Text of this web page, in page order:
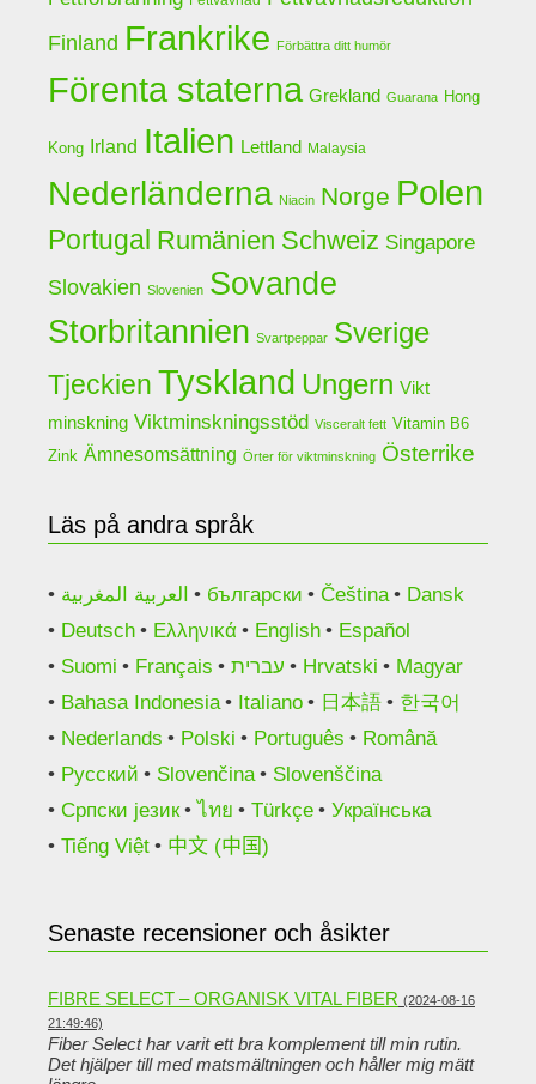
Finland Frankrike Förbättra ditt humör
Förenta staterna Grekland Guarana Hong
Kong Irland Italien Lettland Malaysia
Nederländerna Niacin Norge Polen
Portugal Rumänien Schweiz Singapore
Slovakien Slovenien Sovande
Storbritannien Svartpeppar Sverige
Tjeckien Tyskland Ungern Vikt
minskning Viktminskningsstöd Visceralt fett Vitamin B6
Zink Ämnesomsättning Örter för viktminskning Österrike
Läs på andra språk
العربية المغربية български Čeština
Dansk
Deutsch
Ελληνικά English
Español
Suomi
Français עברית Hrvatski
Magyar
Bahasa Indonesia
Italiano 日本語
한국어
Nederlands
Polski Português
Română
Русский
Slovenčina
Slovenščina
Српски језик
ไทย Türkçe
Українська
Tiếng Việt
中文 (中国)
Senaste recensioner och åsikter
FIBRE SELECT – ORGANISK VITAL FIBER (2024-08-16
21:49:46)
Fiber Select har varit ett bra komplement till min rutin.
Det hjälper till med matsmältningen och håller mig mätt